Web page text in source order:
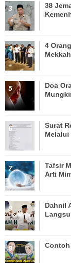
38
4
Doa
Surat
Melalui
Tafsir
Arti
Dahnil
Contoh